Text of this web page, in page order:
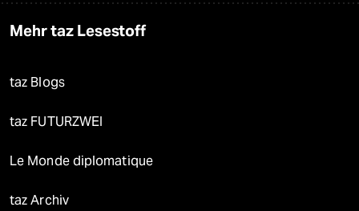
Mehr taz Lesestoff
taz Blogs
taz FUTURZWEI
Le Monde diplomatique
taz Archiv